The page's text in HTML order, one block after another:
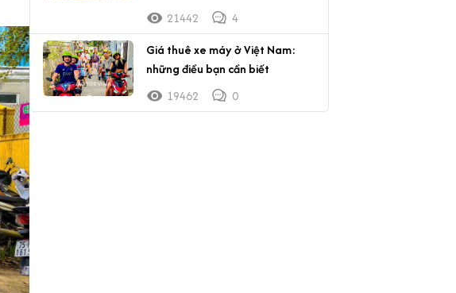
21442
4
Giá thuê xe máy ở Việt Nam:
những điều bạn cần biết
19462
0